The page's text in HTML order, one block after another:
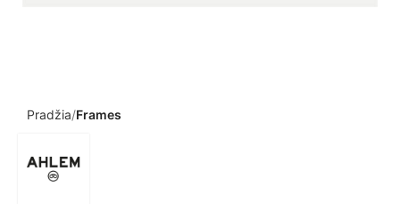
Pradžia Frames